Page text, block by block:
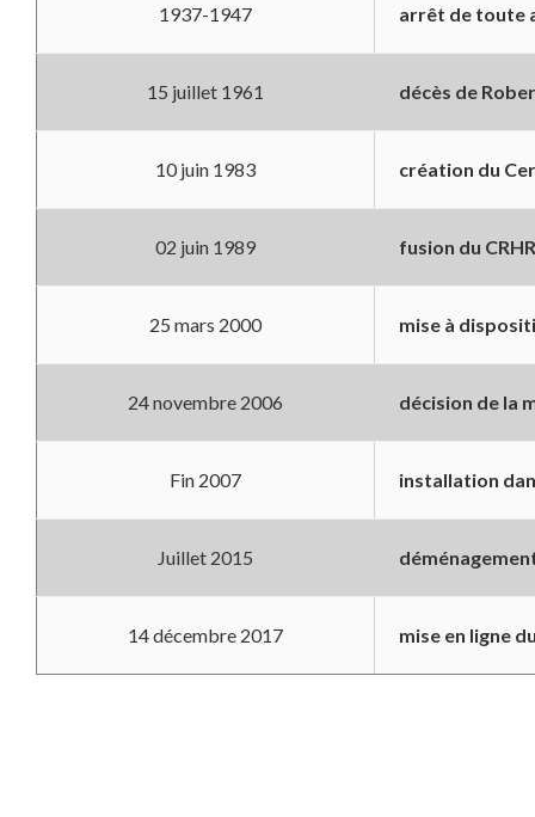
1937-1947 arrêt de toute
15 juillet 1961 décès de
10 juin 1983 création du
02 juin 1989 fusion du
25 mars 2000 mise à
24 novembre 2006 décision de la
Fin 2007 installation
Juillet 2015
14 décembre 2017 mise en ligne